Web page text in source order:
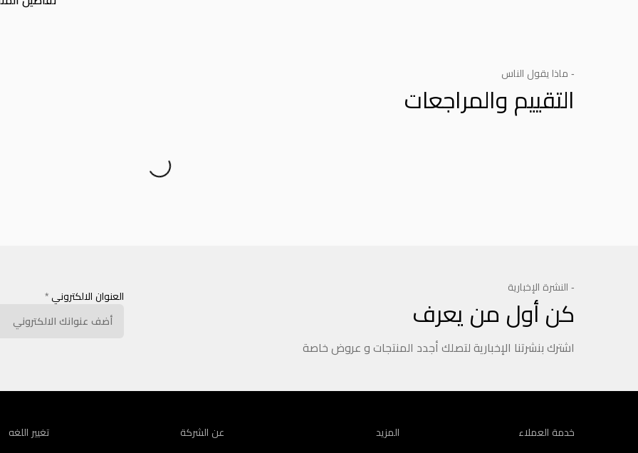
- ماذا يقول الناس
التقييم والمراجعات
- النشرة الإخبارية
كن أول من يعرف
اشترك بنشرتنا الإخبارية لتصلك أجدد المنتجات و عروض خاصة
العنوان الالكتروني *
خدمة العملاء المزيد عن الشركة تغيير اللغه